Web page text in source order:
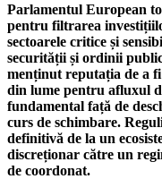
Parlamentul European
pentru filtrarea
sectoarele critice și
securității și ordinii
menținut reputația de a
din lume pentru afluxul
fundamental față de
curs de schimbare.
definitivă de la un
discreționar către un
de coordonat.